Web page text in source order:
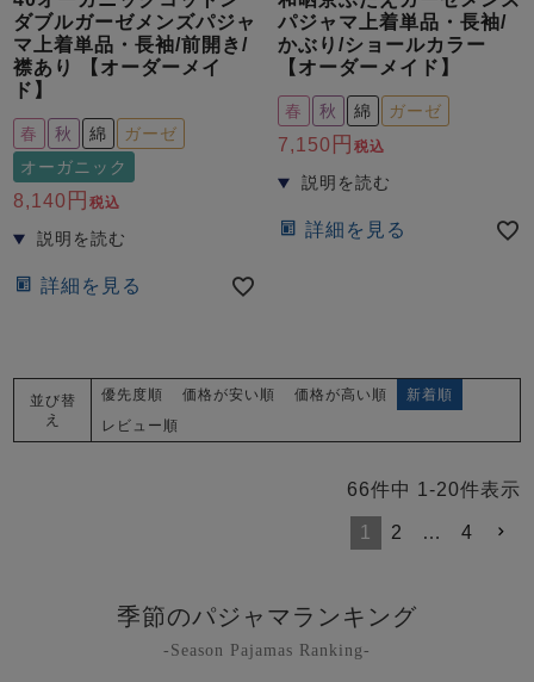
ダブルガーゼメンズパジャ
マ上着単品・長袖/前開き/
襟あり 【オーダーメイ
ド】
春 秋 綿
ガーゼ
オーガニック
8,140 税込
詳細を見る
パジャマ上着単品・長袖/
かぶり/ショールカラー
【オーダーメイド】
春 秋 綿 ガーゼ
7,150 税込
詳細を見る
並び替
え
優先度順 価格が安い順 価格が高い順
新着順
レビュー順
66件中 1 -20件表示
1 2 … 4
季節のパジャマランキング
-Season Pajamas Ranking-